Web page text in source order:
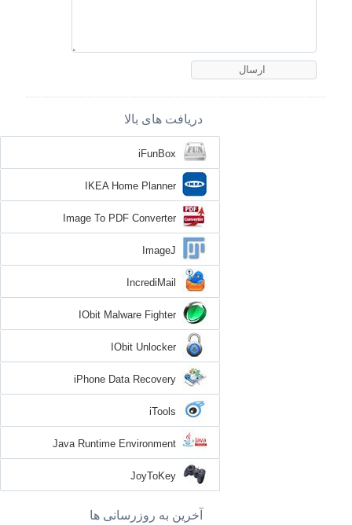
دریافت های بالا
iFunBox
IKEA Home Planner
Image To PDF Converter
ImageJ
IncrediMail
IObit Malware Fighter
IObit Unlocker
iPhone Data Recovery
iTools
Java Runtime Environment
JoyToKey
آخرین به روزرسانی ها